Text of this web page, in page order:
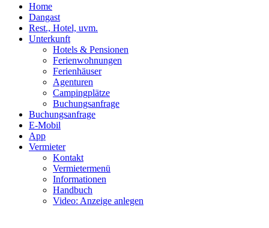
Home
Dangast
Rest., Hotel, uvm.
Unterkunft
Hotels & Pensionen
Ferienwohnungen
Ferienhäuser
Agenturen
Campingplätze
Buchungsanfrage
Buchungsanfrage
E-Mobil
App
Vermieter
Kontakt
Vermietermenü
Informationen
Handbuch
Video: Anzeige anlegen